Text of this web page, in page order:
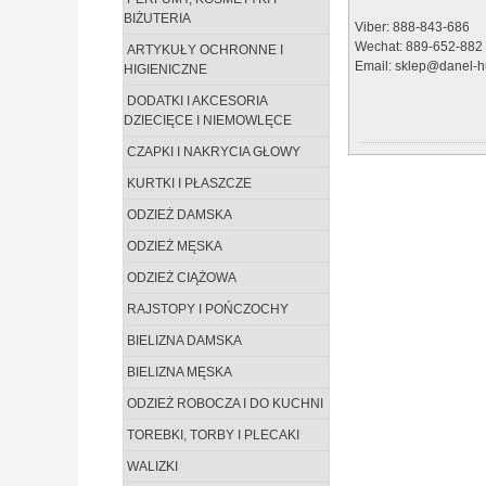
BIŻUTERIA
ARTYKUŁY OCHRONNE I
HIGIENICZNE
DODATKI I AKCESORIA
DZIECIĘCE I NIEMOWLĘCE
CZAPKI I NAKRYCIA GŁOWY
KURTKI I PŁASZCZE
ODZIEŻ DAMSKA
ODZIEŻ MĘSKA
ODZIEŻ CIĄŻOWA
RAJSTOPY I POŃCZOCHY
BIELIZNA DAMSKA
BIELIZNA MĘSKA
ODZIEŻ ROBOCZA I DO KUCHNI
TOREBKI, TORBY I PLECAKI
WALIZKI
Viber: 888-843-686
Wechat: 889-652-882
Email: sklep@danel-